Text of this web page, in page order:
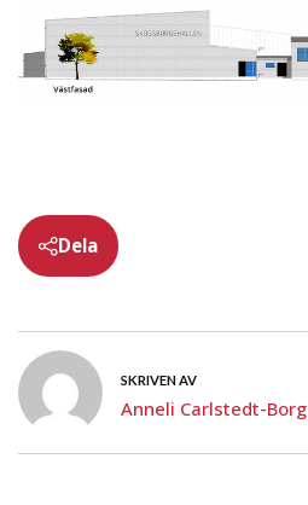
Dela
SKRIVEN AV
Anneli Carlstedt-Borg